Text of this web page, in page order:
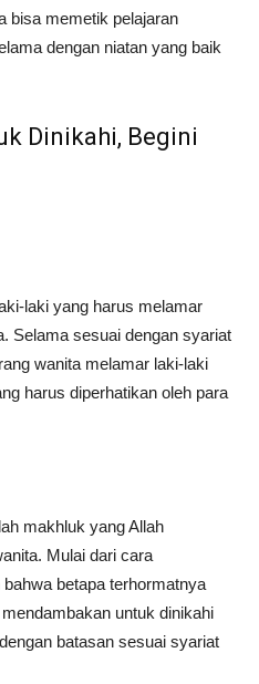
bisa memetik pelajaran
dengan niatan yang baik
Dinikahi, Begini
laki yang harus melamar
Selama sesuai dengan syariat
wanita melamar laki-laki
harus diperhatikan oleh para
makhluk yang Allah
Mulai dari cara
betapa terhormatnya
untuk dinikahi
batasan sesuai syariat